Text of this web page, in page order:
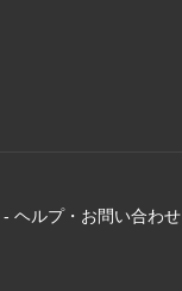
- ヘルプ・お問い合わせ